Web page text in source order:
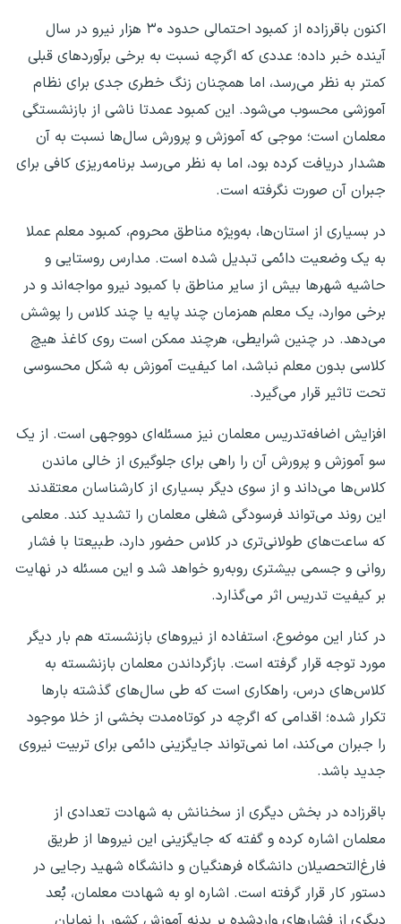
اکنون باقرزاده از کمبود احتمالی حدود ۳۰ هزار نیرو در سال
آینده خبر داده؛ عددی که اگرچه نسبت به برخی برآورد‌های قبلی
کمتر به نظر می‌رسد، اما همچنان زنگ خطری جدی برای نظام
آموزشی محسوب می‌شود. این کمبود عمدتا ناشی از بازنشستگی
معلمان است؛ موجی که آموزش و پرورش سال‌ها نسبت به آن
هشدار دریافت کرده بود، اما به نظر می‌رسد برنامه‌ریزی کافی برای
جبران آن صورت نگرفته است.
در بسیاری از استان‌ها، به‌ویژه مناطق محروم، کمبود معلم عملا
به یک وضعیت دائمی تبدیل شده است. مدارس روستایی و
حاشیه شهر‌ها بیش از سایر مناطق با کمبود نیرو مواجه‌اند و در
برخی موارد، یک معلم همزمان چند پایه یا چند کلاس را پوشش
می‌دهد. در چنین شرایطی، هرچند ممکن است روی کاغذ هیچ
کلاسی بدون معلم نباشد، اما کیفیت آموزش به شکل محسوسی
تحت تاثیر قرار می‌گیرد.
افزایش اضافه‌تدریس معلمان نیز مسئله‌ای دووجهی است. از یک
سو آموزش و پرورش آن را راهی برای جلوگیری از خالی ماندن
کلاس‌ها می‌داند و از سوی دیگر بسیاری از کارشناسان معتقدند
این روند می‌تواند فرسودگی شغلی معلمان را تشدید کند. معلمی
که ساعت‌های طولانی‌تری در کلاس حضور دارد، طبیعتا با فشار
روانی و جسمی بیشتری روبه‌رو خواهد شد و این مسئله در نهایت
بر کیفیت تدریس اثر می‌گذارد.
در کنار این موضوع، استفاده از نیرو‌های بازنشسته هم بار دیگر
مورد توجه قرار گرفته است. بازگرداندن معلمان بازنشسته به
کلاس‌های درس، راهکاری است که طی سال‌های گذشته بار‌ها
تکرار شده؛ اقدامی که اگرچه در کوتاه‌مدت بخشی از خلا موجود
را جبران می‌کند، اما نمی‌تواند جایگزینی دائمی برای تربیت نیروی
جدید باشد.
باقرزاده در بخش دیگری از سخنانش به شهادت تعدادی از
معلمان اشاره کرده و گفته که جایگزینی این نیرو‌ها از طریق
فارغ‌التحصیلان دانشگاه فرهنگیان و دانشگاه شهید رجایی در
دستور کار قرار گرفته است. اشاره او به شهادت معلمان، بُعد